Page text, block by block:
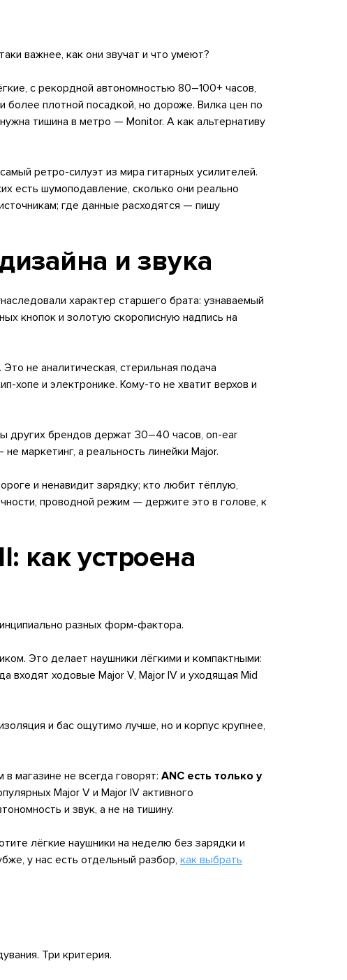
важнее, как они звучат и что умеют?
с рекордной автономностью 80–100+ часов,
более плотной посадкой, но дороже. Вилка цен по
тишина в метро — Monitor. А как альтернативу
ретро-силуэт из мира гитарных усилителей.
есть шумоподавление, сколько они реально
где данные расходятся — пишу
и звука
характер старшего брата: узнаваемый
кнопок и золотую скорописную надпись на
не аналитическая, стерильная подача
хопе и электронике. Кому-то не хватит верхов и
других брендов держат 30–40 часов, on-ear
маркетинг, а реальность линейки Major.
и ненавидит зарядку; кто любит тёплую,
проводной режим — держите это в голове, к
как устроена
разных форм-фактора.
Это делает наушники лёгкими и компактными:
входят ходовые Major V, Major IV и уходящая Mid
и бас ощутимо лучше, но и корпус крупнее,
магазине не всегда говорят: ANC есть только у
Major V и Major IV активного
и звук, а не на тишину.
лёгкие наушники на неделю без зарядки и
у нас есть отдельный разбор, как выбрать
Три критерия.